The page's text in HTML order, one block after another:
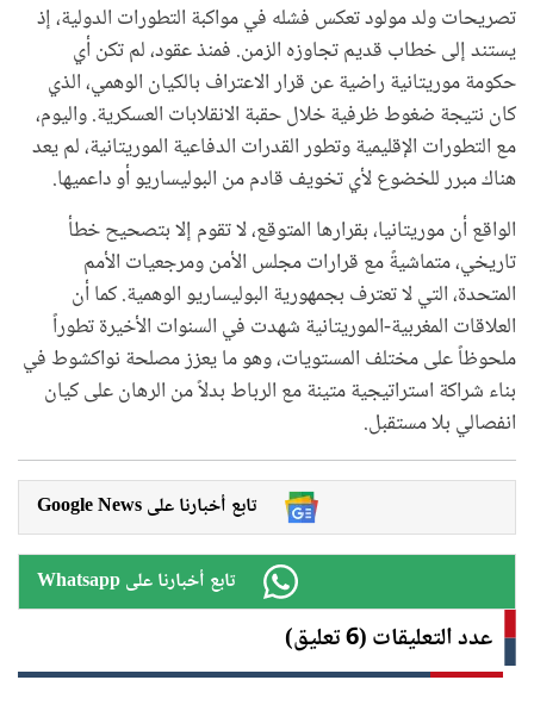
تصريحات ولد مولود تعكس فشله في مواكبة التطورات الدولية، إذ
يستند إلى خطاب قديم تجاوزه الزمن. فمنذ عقود، لم تكن أي
حكومة موريتانية راضية عن قرار الاعتراف بالكيان الوهمي، الذي
كان نتيجة ضغوط ظرفية خلال حقبة الانقلابات العسكرية. واليوم،
مع التطورات الإقليمية وتطور القدرات الدفاعية الموريتانية، لم يعد
هناك مبرر للخضوع لأي تخويف قادم من البوليساريو أو داعميها.
الواقع أن موريتانيا، بقرارها المتوقع، لا تقوم إلا بتصحيح خطأ
تاريخي، متماشيةً مع قرارات مجلس الأمن ومرجعيات الأمم
المتحدة، التي لا تعترف بجمهورية البوليساريو الوهمية. كما أن
العلاقات المغربية-الموريتانية شهدت في السنوات الأخيرة تطوراً
ملحوظاً على مختلف المستويات، وهو ما يعزز مصلحة نواكشوط في
بناء شراكة استراتيجية متينة مع الرباط بدلاً من الرهان على كيان
انفصالي بلا مستقبل.
Google News تابع أخبارنا على
Whatsapp تابع أخبارنا على
عدد التعليقات (6 تعليق)